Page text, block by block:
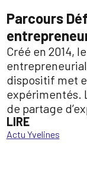
Parcours
Créé en 2014,
dispositif met
expérimentés.
de partage
LIRE
Actu Yvelines